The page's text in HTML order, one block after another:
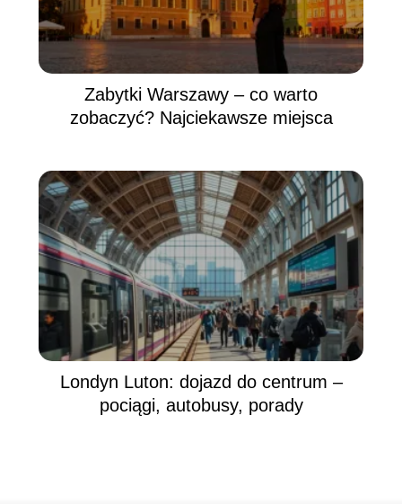
Zabytki Warszawy – co warto
zobaczyć? Najciekawsze miejsca
Londyn Luton: dojazd do centrum –
pociągi, autobusy, porady